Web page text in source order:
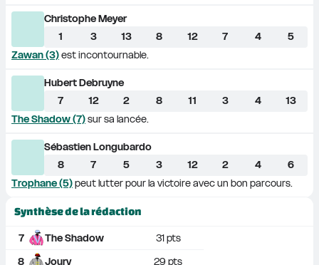
Christophe Meyer
1
3 13 8 12 7 4
5
Zawan (3) est incontournable.
Hubert Debruyne
7
12 2 8 11 3 4
13
The Shadow (7) sur sa lancée.
Sébastien Longubardo
8
7 5 3 12 2 4
6
Trophane (5) peut lutter pour la victoire avec un bon parcours.
Synthèse de la rédaction
7 The Shadow 31 pts
8
Joury 29 pts